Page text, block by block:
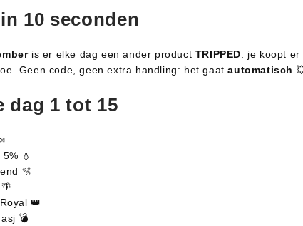
10 seconden
is er elke dag een ander product TRIPPED: je koopt er
Geen code, geen extra handling: het gaatautomatisch
dag 1 tot 15
💧
🫧
👑
💣